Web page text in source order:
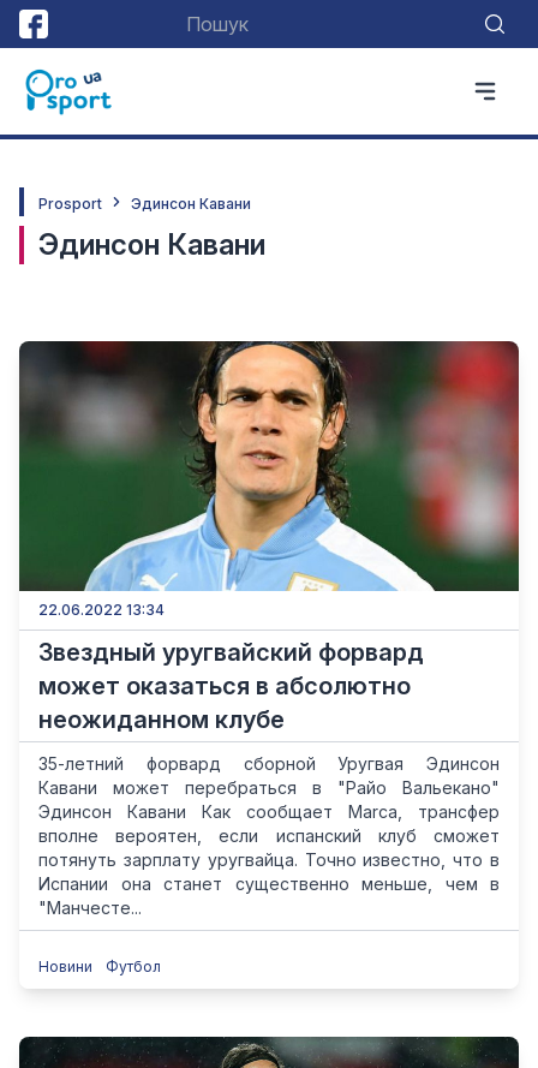
Prosport Эдинсон Кавани
Эдинсон Кавани
22.06.2022 13:34
Звездный уругвайский форвард
может оказаться в абсолютно
неожиданном клубе
35-летний форвард сборной Уругвая Эдинсон
Кавани может перебраться в "Райо Вальекано"
Эдинсон Кавани Как сообщает Marca, трансфер
вполне вероятен, если испанский клуб сможет
потянуть зарплату уругвайца. Точно известно, что в
Испании она станет существенно меньше, чем в
"Манчесте...
Новини Футбол